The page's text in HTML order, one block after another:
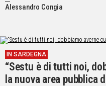
Alessandro Congia
IN SARDEGNA
“Sestu è di tutti noi,
la nuova area pubblica